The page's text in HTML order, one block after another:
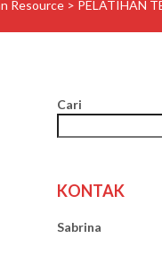
Resource > PELATIHAN
Cari
KONTAK
Sabrina